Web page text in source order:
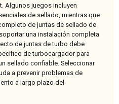
Algunos juegos incluyen
de sellado, mientras que
de juntas de sellado de
una instalación completa
de juntas de turbo debe
de turbocargador para
sellado confiable. Seleccionar
a prevenir problemas de
a largo plazo del